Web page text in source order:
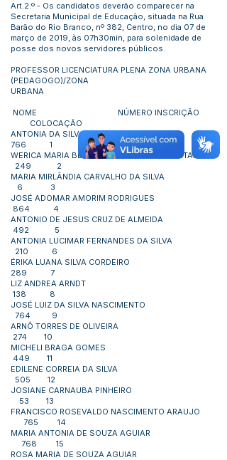
Art.2.º - Os candidatos deverão comparecer na
Secretaria Municipal de Educação, situada na Rua
Barão do Rio Branco, nº 382, Centro, no dia 07 de
março de 2019, às 07h30min, para solenidade de
posse dos novos servidores públicos.
PROFESSOR LICENCIATURA PLENA ZONA URBANA
(PEDAGOGO)/ZONA
URBANA
NOME NÚMERO INSCRIÇÃO
COLOCAÇÃO
ANTONIA DA SILVA E SILVA
766 1
WERICA MARIA BENEVENUTO DA SILVA SANTANA
249 2
MARIA MIRLÂNDIA CARVALHO DA SILVA
6 3
JOSÉ ADOMAR AMORIM RODRIGUES
864 4
ANTONIO DE JESUS CRUZ DE ALMEIDA
492 5
ANTONIA LUCIMAR FERNANDES DA SILVA
210 6
ÉRIKA LUANA SILVA CORDEIRO
289 7
LIZ ANDREA ARNDT
138 8
JOSÉ LUIZ DA SILVA NASCIMENTO
764 9
ARNÔ TORRES DE OLIVEIRA
274 10
MICHELI BRAGA GOMES
449 11
EDILENE CORREIA DA SILVA
505 12
JOSIANE CARNAUBA PINHEIRO
53 13
FRANCISCO ROSEVALDO NASCIMENTO ARAUJO
765 14
MARIA ANTONIA DE SOUZA AGUIAR
768 15
ROSA MARIA DE SOUZA AGUIAR